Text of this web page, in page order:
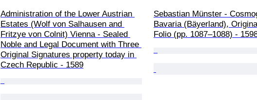
Administration of the Lower Austrian
Estates (Wolf von Salhausen and
Fritzye von Colnit) Vienna - Sealed
Noble and Legal Document with Three
Original Signatures property today in
Czech Republic - 1589
Sebastian Münster -
Bavaria (Bäyerland),
Folio (pp. 1087–1088) -